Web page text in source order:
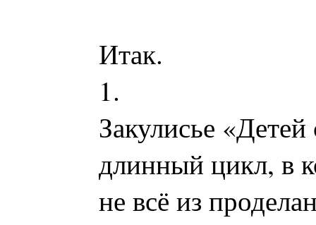
Итак.
1.
Закулисье
длинный цикл, в
не всё из